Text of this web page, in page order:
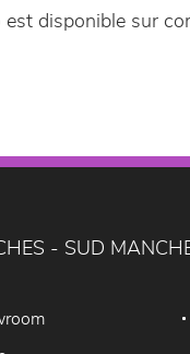
disponible sur
- SUD